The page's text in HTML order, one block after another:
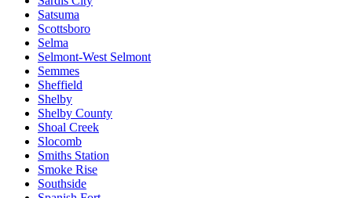
Satsuma
Scottsboro
Selma
Selmont-West Selmont
Semmes
Sheffield
Shelby
Shelby County
Shoal Creek
Slocomb
Smiths Station
Smoke Rise
Southside